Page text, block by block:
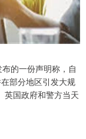
的一份声明称，自
部分地区引发大规
英国政府和警方当天